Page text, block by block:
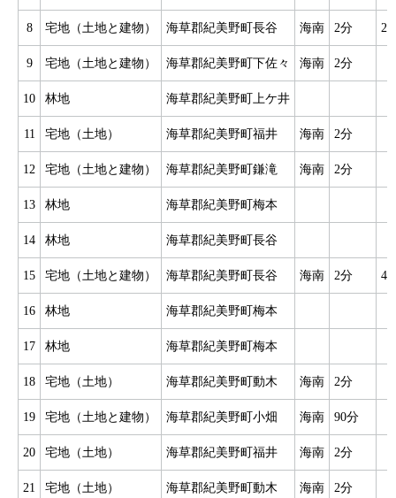
8 宅地（土地と建物） 海草郡紀美野町長谷 海南 2分
9 宅地（土地と建物） 海草郡紀美野町下佐々 海南 2分
10 林地 海草郡紀美野町上ケ井
11 宅地（土地） 海草郡紀美野町福井 海南 2分
12 宅地（土地と建物） 海草郡紀美野町鎌滝 海南 2分
13 林地 海草郡紀美野町梅本
14 林地 海草郡紀美野町長谷
15 宅地（土地と建物） 海草郡紀美野町長谷 海南 2分
16 林地 海草郡紀美野町梅本
17 林地 海草郡紀美野町梅本
18 宅地（土地） 海草郡紀美野町動木 海南 2分
19 宅地（土地と建物） 海草郡紀美野町小畑 海南 90分
20 宅地（土地） 海草郡紀美野町福井 海南 2分
21 宅地（土地） 海草郡紀美野町動木 海南 2分